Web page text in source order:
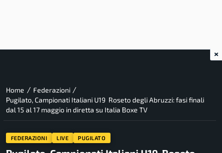
Home / Federazioni /
Pugilato, Campionati Italiani U19 Roseto degli Abruzzi: fasi finali
dal 15 al 17 maggio in diretta su Italia Boxe TV
FEDERAZIONI LIVE PUGILATO
×